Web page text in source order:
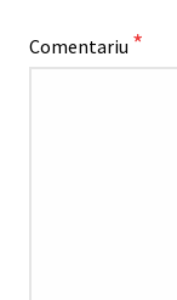
Comentariu *